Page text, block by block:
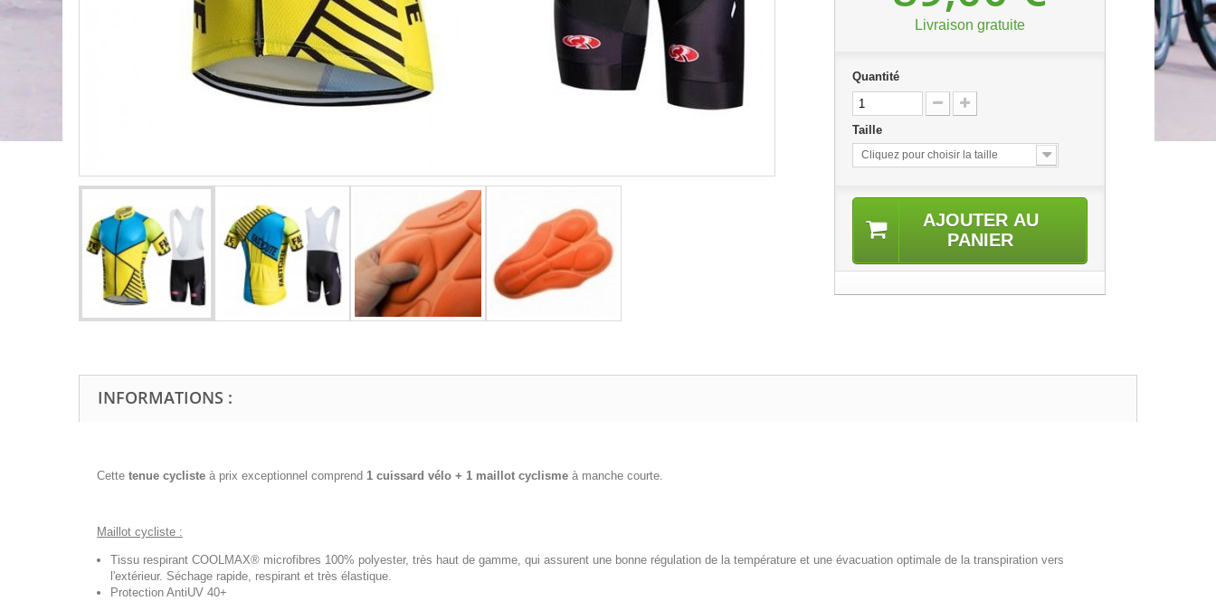
Livraison gratuite
Quantité
Taille
Cliquez pour choisir la taille
AJOUTER AU
PANIER
INFORMATIONS :
Cette tenue cycliste à prix exceptionnel comprend 1 cuissard vélo + 1 maillot cyclisme à manche courte.
Maillot cycliste :
Tissu respirant COOLMAX® microfibres 100% polyester, très haut de gamme, qui assurent une bonne régulation de la température et une évacuation optimale de la transpiration vers
l'extérieur. Séchage rapide, respirant et très élastique.
Protection AntiUV 40+